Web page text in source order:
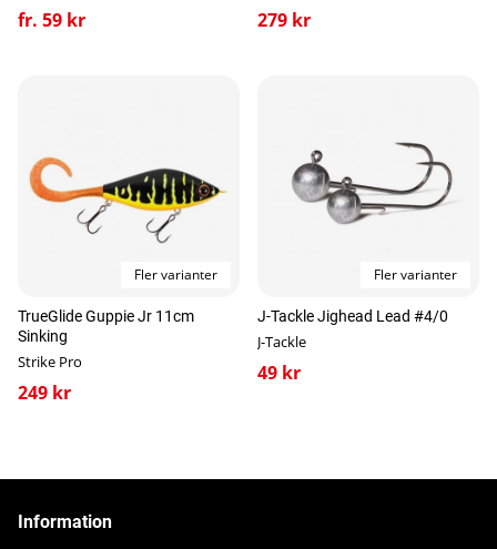
fr. 59 kr 279 kr
Fler varianter
TrueGlide Guppie Jr 11cm
Sinking
Strike Pro
249 kr
Fler varianter
J-Tackle Jighead Lead #4/0
J-Tackle
49 kr
Information